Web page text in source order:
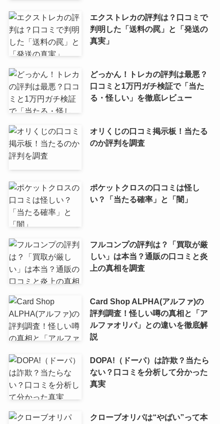
エクストレカの評判は？口コミで
判明した「送料の罠」と「発送の
真実」
どっかん！トレカの評判は最悪？
口コミと1万円ガチ検証で「当た
る・怪しい」を徹底レビュー
オリくじの口コミ掲示板！当たる
のか評判を調査
ポケットクロスの口コミは怪し
い？「当たる確率」と「闇」
フルコンプの評判は？「買取が厳
しい」は本当？通販の口コミと炎
上の真相を調査
Card Shop ALPHA(アルファ)の
評判調査！怪しい噂の真相と「ア
ルファオリパ」との違いを徹底解
説
DOPA!（ドーパ）は詐欺？当たら
ない？口コミを分析して分かった
真実
クローブオリパは“やばい”って本